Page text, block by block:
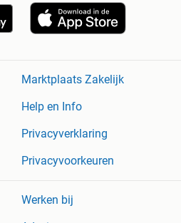
Marktplaats Zakelijk
Help en Info
Privacyverklaring
Privacyvoorkeuren
Werken bij